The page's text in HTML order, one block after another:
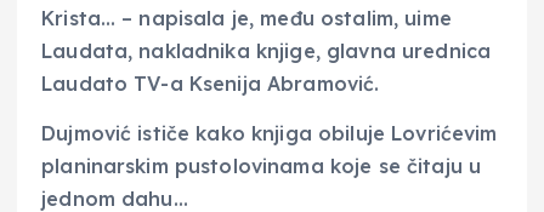
Krista… – napisala je, među ostalim, uime
Laudata, nakladnika knjige, glavna urednica
Laudato TV-a Ksenija Abramović.
Dujmović ističe kako knjiga obiluje Lovrićevim
planinarskim pustolovinama koje se čitaju u
jednom dahu…